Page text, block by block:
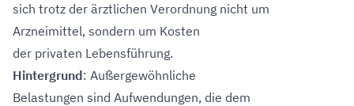
sich trotz der ärztlichen Verordnung nicht um
Arzneimittel, sondern um Kosten
der privaten Lebensführung.
Hintergrund: Außergewöhnliche
Belastungen sind Aufwendungen, die dem